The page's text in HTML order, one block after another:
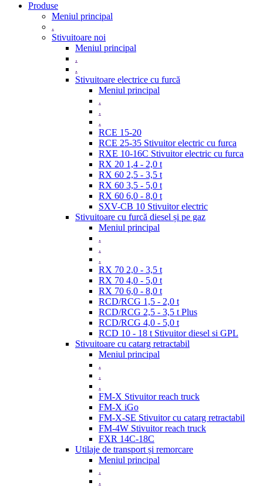
Produse
Meniul principal
.
Stivuitoare noi
Meniul principal
.
.
Stivuitoare electrice cu furcă
Meniul principal
.
.
.
RCE 15-20
RCE 25-35 Stivuitor electric cu furca
RXE 10-16C Stivuitor electric cu furca
RX 20 1,4 - 2,0 t
RX 60 2,5 - 3,5 t
RX 60 3,5 - 5,0 t
RX 60 6,0 - 8,0 t
SXV-CB 10 Stivuitor electric
Stivuitoare cu furcă diesel și pe gaz
Meniul principal
.
.
.
RX 70 2,0 - 3,5 t
RX 70 4,0 - 5,0 t
RX 70 6,0 - 8,0 t
RCD/RCG 1,5 - 2,0 t
RCD/RCG 2,5 - 3,5 t Plus
RCD/RCG 4,0 - 5,0 t
RCD 10 - 18 t Stivuitor diesel si GPL
Stivuitoare cu catarg retractabil
Meniul principal
.
.
.
FM-X Stivuitor reach truck
FM-X iGo
FM-X-SE Stivuitor cu catarg retractabil
FM-4W Stivuitor reach truck
FXR 14C-18C
Utilaje de transport și remorcare
Meniul principal
.
.